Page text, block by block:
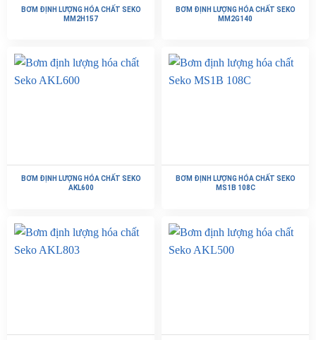
Bơm có thể điều chỉnh lưu lượng chính xác, dễ dàng
Ứng dụng bơm định lượng hóa chất Seko MS1B
138B
mạnh trong các ngành sản xuất hóa chất
Bơm clo, hóa chất các chất trợ lắng, hóa chất trong hệ
Bơm hóa chất trong hệ thống sơn mạ kim loại, khai
khoáng
BƠM ĐỊNH LƯỢNG HÓA CHẤT SEKO
MM2H157
BƠM ĐỊNH LƯỢNG HÓA CHẤT SEKO
MM2G140
BƠM ĐỊNH LƯỢNG HÓA CHẤT SEKO
AKL600
BƠM ĐỊNH LƯỢNG HÓA CHẤT SEKO
MS1B 108C